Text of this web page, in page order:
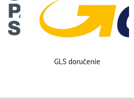
GLS doručenie